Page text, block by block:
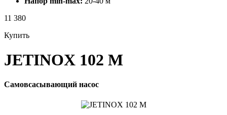
11 380
Купить
JETINOX 102 M
Самовсасывающий насос